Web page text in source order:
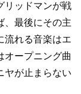
リッドマンが戦
最後にその主
流れる音楽はエ
オープニング曲
ヤが止まらない